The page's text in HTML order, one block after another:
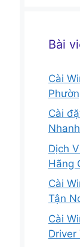
Bài
Cài
Cài
Dịch
Hãng
Cài
Tận
Cài
Driver